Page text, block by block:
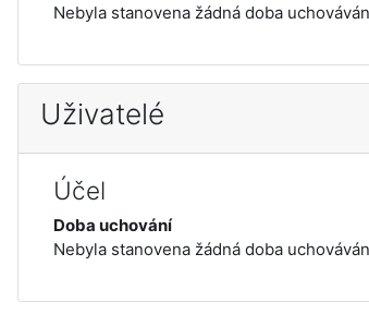
Nebyla stanovena žádná doba
Uživatelé
Účel
Doba uchování
Nebyla stanovena žádná doba